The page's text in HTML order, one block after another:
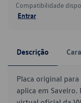
Compatibilidade
Entrar
Descrição
Placa original
aplica em Saveiro.